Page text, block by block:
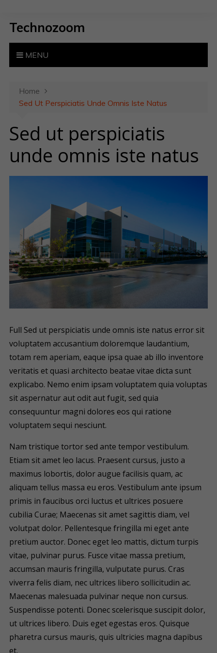
Technozoom
MENU
Home
Sed Ut Perspiciatis Unde Omnis Iste Natus
Sed ut perspiciatis
unde omnis iste natus
Full Sed ut perspiciatis unde omnis iste natus error sit
voluptatem accusantium doloremque laudantium,
totam rem aperiam, eaque ipsa quae ab illo inventore
veritatis et quasi architecto beatae vitae dicta sunt
explicabo. Nemo enim ipsam voluptatem quia voluptas
sit aspernatur aut odit aut fugit, sed quia
consequuntur magni dolores eos qui ratione
voluptatem sequi nesciunt.
Nam tristique tortor sed ante tempor vestibulum.
Etiam sit amet leo lacus. Praesent cursus, justo a
maximus lobortis, dolor augue facilisis quam, ac
aliquam tellus massa eu eros. Vestibulum ante ipsum
primis in faucibus orci luctus et ultrices posuere
cubilia Curae; Maecenas sit amet sagittis diam, vel
volutpat dolor. Pellentesque fringilla mi eget ante
pretium auctor. Donec eget leo mattis, dictum turpis
vitae, pulvinar purus. Fusce vitae massa pretium,
accumsan mauris fringilla, vulputate purus. Cras
viverra felis diam, nec ultrices libero sollicitudin ac.
Maecenas malesuada pulvinar neque non cursus.
Suspendisse potenti. Donec scelerisque suscipit dolor,
ut ultrices libero. Duis eget egestas eros. Quisque
pharetra cursus mauris, quis ultricies magna dapibus
et.